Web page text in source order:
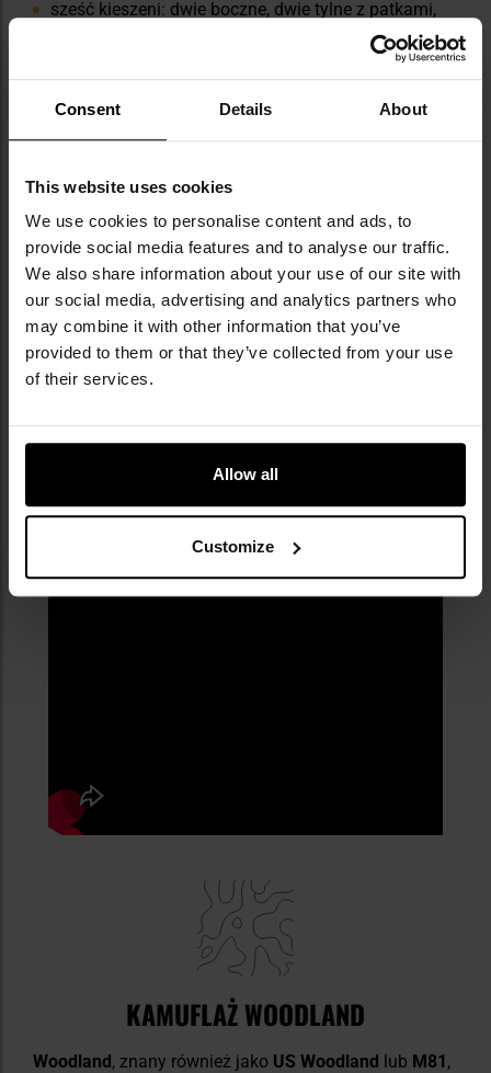
Consent Details About
This website uses cookies
We use cookies to personalise content and ads, to
provide social media features and to analyse our traffic.
We also share information about your use of our site with
our social media, advertising and analytics partners who
may combine it with other information that you’ve
provided to them or that they’ve collected from your use
of their services.
Allow all
Customize
sześć kieszeni: dwie boczne, dwie tylne z patkami,
rozporek zapinany na guziki
KAMUFLAŻ WOODLAND
Woodland, znany również jako US Woodland lub M81 ,